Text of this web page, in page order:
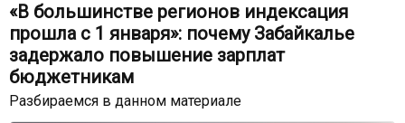
«В большинстве регионов индексация
прошла с 1 января»: почему Забайкалье
задержало повышение зарплат
бюджетникам
Разбираемся в данном материале